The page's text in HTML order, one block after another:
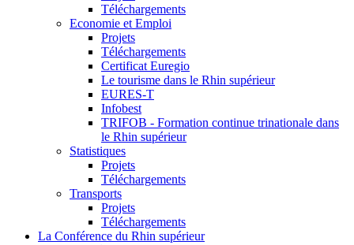
Téléchargements
Economie et Emploi
Projets
Téléchargements
Certificat Euregio
Le tourisme dans le Rhin supérieur
EURES-T
Infobest
TRIFOB - Formation continue trinationale dans
le Rhin supérieur
Statistiques
Projets
Téléchargements
Transports
Projets
Téléchargements
La Conférence du Rhin supérieur